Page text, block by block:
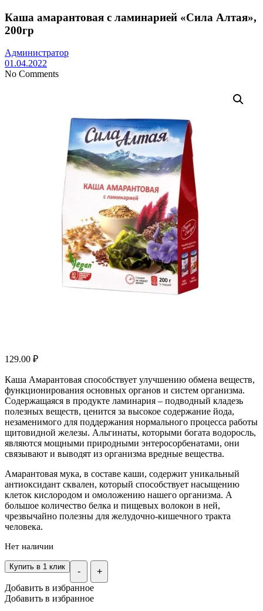
Каша амарантовая с ламинарией «Сила Алтая»,
200гр
Администратор
01.04.2022
No Comments
129.00 ₽
Каша Амарантовая способствует улучшению обмена веществ,
функционирования основных органов и систем организма.
Содержащаяся в продукте ламинария – подводный кладезь
полезных веществ, ценится за высокое содержание йода,
незаменимого для поддержания нормального процесса работы
щитовидной железы. Альгинаты, которыми богата водоросль,
являются мощными природными энтеросорбенатами, они
связывают и выводят из организма вредные вещества.
Амарантовая мука, в составе каши, содержит уникальный
антиоксидант сквален, который способствует насыщению
клеток кислородом и омоложению нашего организма. А
большое количество белка и пищевых волокон в ней,
чрезвычайно полезны для желудочно-кишечного тракта
человека.
Нет наличии
- +
Купить в 1 клик
Добавить в избранное
Добавить в избранное